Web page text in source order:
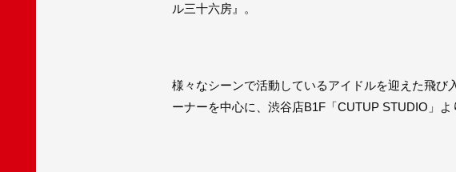
ル三十六房』。
様々なシーンで活動しているアイドルを迎えた飛
ーナーを中心に、渋谷店B1F「CUTUP STUDIO」よ